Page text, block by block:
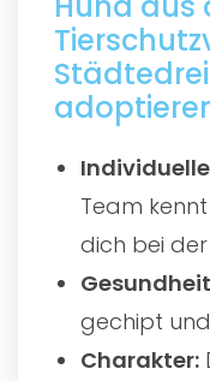
Team
dich bei
gechipt
Charakter: